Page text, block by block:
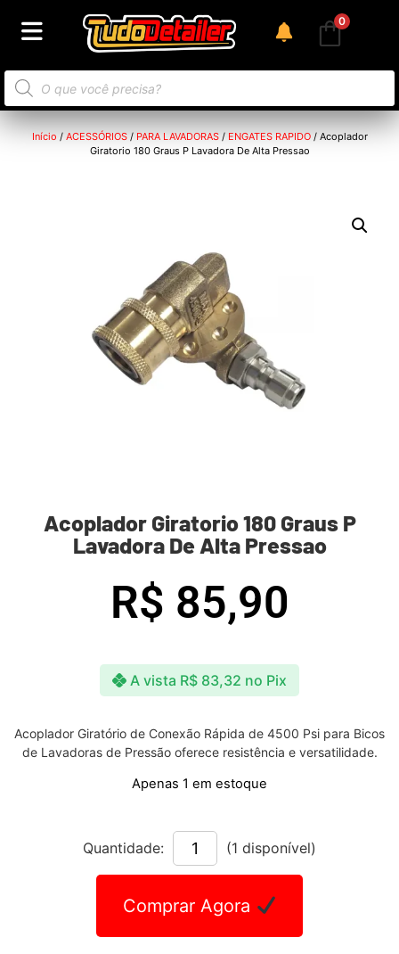
0
Início / ACESSÓRIOS/ PARA LAVADORAS/ ENGATES RAPIDO/ Acoplador
Giratorio 180 Graus P Lavadora De Alta Pressao
Acoplador Giratorio 180 Graus P
Lavadora De Alta Pressao
R$ 85,90
A vista R$ 83,32 no Pix
Acoplador Giratório de Conexão Rápida de 4500 Psi para Bicos
de Lavadoras de Pressão oferece resistência e versatilidade.
Apenas 1 em estoque
Quantidade: (1 disponível)
Comprar Agora